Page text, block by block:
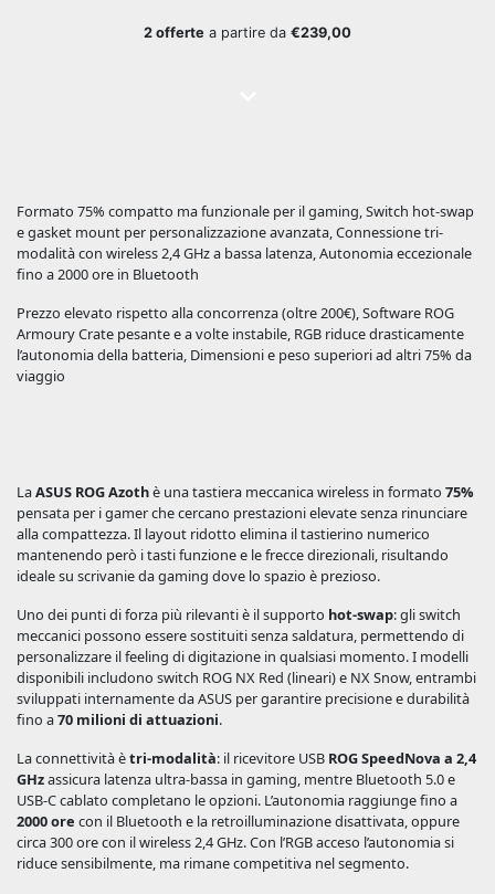
2 offerte a partire da €239,00
Formato 75% compatto ma funzionale per il gaming, Switch hot-swap
e gasket mount per personalizzazione avanzata, Connessione tri-
modalità con wireless 2,4 GHz a bassa latenza, Autonomia eccezionale
fino a 2000 ore in Bluetooth
Prezzo elevato rispetto alla concorrenza (oltre 200€), Software ROG
Armoury Crate pesante e a volte instabile, RGB riduce drasticamente
l’autonomia della batteria, Dimensioni e peso superiori ad altri 75% da
viaggio
LaASUS ROG Azothè una tastiera meccanica wireless in formato 75%
pensata per i gamer che cercano prestazioni elevate senza rinunciare
alla compattezza. Il layout ridotto elimina il tastierino numerico
mantenendo però i tasti funzione e le frecce direzionali, risultando
ideale su scrivanie da gaming dove lo spazio è prezioso.
Uno dei punti di forza più rilevanti è il supporto hot-swap: gli switch
meccanici possono essere sostituiti senza saldatura, permettendo di
personalizzare il feeling di digitazione in qualsiasi momento. I modelli
disponibili includono switch ROG NX Red (lineari) e NX Snow, entrambi
sviluppati internamente da ASUS per garantire precisione e durabilità
fino a70 milioni di attuazioni.
La connettività ètri-modalità: il ricevitore USB ROG SpeedNova a 2,4
GHzassicura latenza ultra-bassa in gaming, mentre Bluetooth 5.0 e
USB-C cablato completano le opzioni. L’autonomia raggiunge fino a
2000 ore con il Bluetooth e la retroilluminazione disattivata, oppure
circa 300 ore con il wireless 2,4 GHz. Con l’RGB acceso l’autonomia si
riduce sensibilmente, ma rimane competitiva nel segmento.